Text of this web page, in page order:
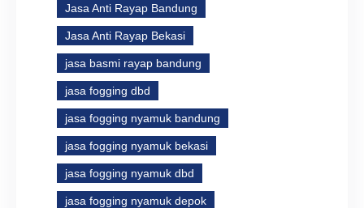
Jasa Anti Rayap Bandung
Jasa Anti Rayap Bekasi
jasa basmi rayap bandung
jasa fogging dbd
jasa fogging nyamuk bandung
jasa fogging nyamuk bekasi
jasa fogging nyamuk dbd
jasa fogging nyamuk depok